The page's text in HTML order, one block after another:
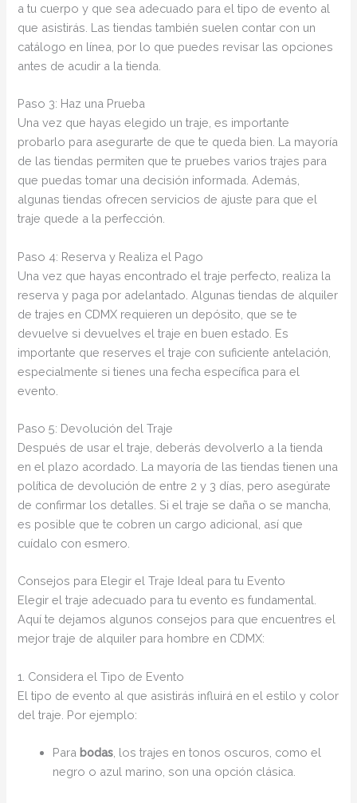
a tu cuerpo y que sea adecuado para el tipo de evento al
que asistirás. Las tiendas también suelen contar con un
catálogo en línea, por lo que puedes revisar las opciones
antes de acudir a la tienda.
Paso 3: Haz una Prueba
Una vez que hayas elegido un traje, es importante
probarlo para asegurarte de que te queda bien. La mayoría
de las tiendas permiten que te pruebes varios trajes para
que puedas tomar una decisión informada. Además,
algunas tiendas ofrecen servicios de ajuste para que el
traje quede a la perfección.
Paso 4: Reserva y Realiza el Pago
Una vez que hayas encontrado el traje perfecto, realiza la
reserva y paga por adelantado. Algunas tiendas de alquiler
de trajes en CDMX requieren un depósito, que se te
devuelve si devuelves el traje en buen estado. Es
importante que reserves el traje con suficiente antelación,
especialmente si tienes una fecha específica para el
evento.
Paso 5: Devolución del Traje
Después de usar el traje, deberás devolverlo a la tienda
en el plazo acordado. La mayoría de las tiendas tienen una
política de devolución de entre 2 y 3 días, pero asegúrate
de confirmar los detalles. Si el traje se daña o se mancha,
es posible que te cobren un cargo adicional, así que
cuídalo con esmero.
Consejos para Elegir el Traje Ideal para tu Evento
Elegir el traje adecuado para tu evento es fundamental.
Aquí te dejamos algunos consejos para que encuentres el
mejor traje de alquiler para hombre en CDMX:
1. Considera el Tipo de Evento
El tipo de evento al que asistirás influirá en el estilo y color
del traje. Por ejemplo:
Para bodas , los trajes en tonos oscuros, como el
negro o azul marino, son una opción clásica.